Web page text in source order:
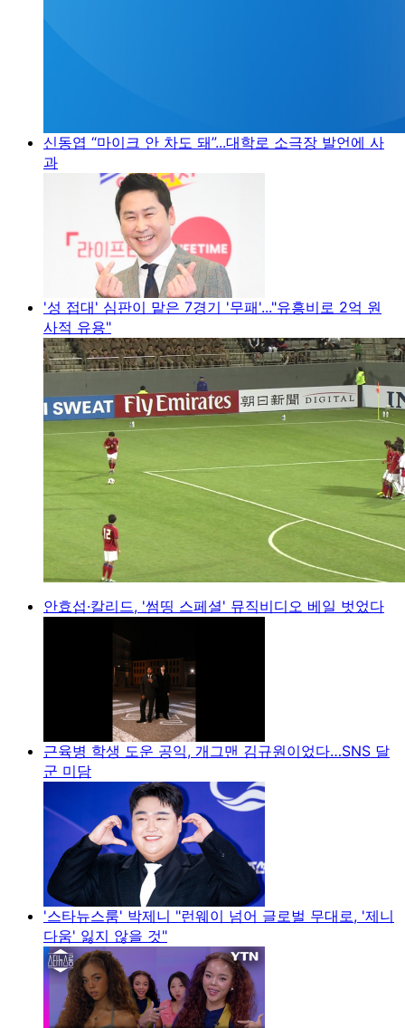
신동엽 “마이크 안 차도 돼”...대학로 소극장 발언에 사
과
'성 접대' 심판이 맡은 7경기 '무패'..."유흥비로 2억 원
사적 유용"
안효섭·칼리드, '썸띵 스페셜' 뮤직비디오 베일 벗었다
근육병 학생 도운 공익, 개그맨 김규원이었다…SNS 달
군 미담
'스타뉴스룸' 박제니 "런웨이 넘어 글로벌 무대로, '제니
다움' 잃지 않을 것"